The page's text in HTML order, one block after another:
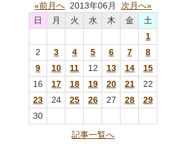
«前月へ 2013年06月 次月へ»
日
月 火 水 木 金
土
1
2
3 4 5 6 7
8
9
10 11 12 13 14
15
16
17 18 19 20 21
22
23
24 25 26 27 28
29
30
記事一覧へ